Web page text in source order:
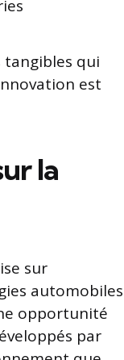
tangibles qui
est
la
sur
automobiles
opportunité
par